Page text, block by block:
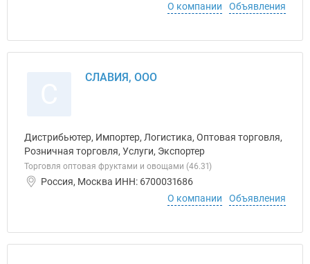
О компании
Объявления
СЛАВИЯ, ООО
Дистрибьютер, Импортер, Логистика, Оптовая торговля,
Розничная торговля, Услуги, Экспортер
Торговля оптовая фруктами и овощами (46.31)
Россия, Москва ИНН: 6700031686
О компании
Объявления